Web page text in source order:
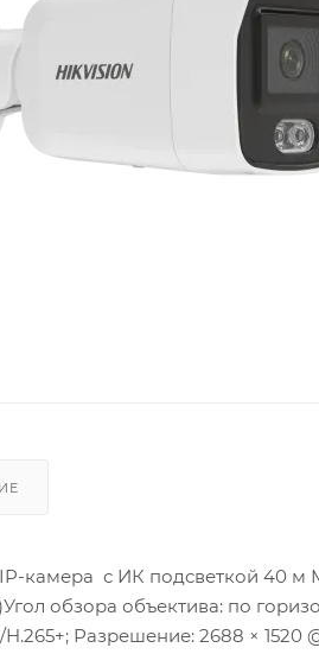
камера с ИК подсветкой 40 м
обзора объектива: по
Разрешение: 2688 × 1520